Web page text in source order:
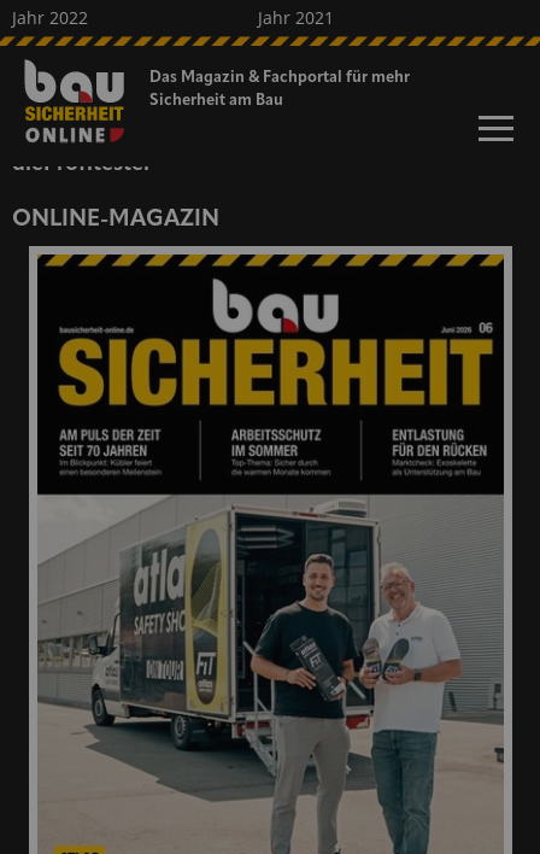
Das Magazin & Fachportal für mehr
Sicherheit am Bau
Jahr 2022
Jahr 2021
Jahr 2020
Jahr 2019
Jahr 2018
kostenfreies Heft
Sonderveröffentlichungen
dieProfitester
ONLINE-MAGAZIN